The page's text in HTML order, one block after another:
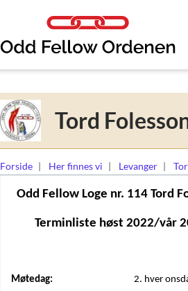
Tord
Forside Her finnes vi Levanger
Odd Fellow Loge nr. 114 Tord
Terminliste høst 2022/vår
Møtedag: 2. hver onsdag